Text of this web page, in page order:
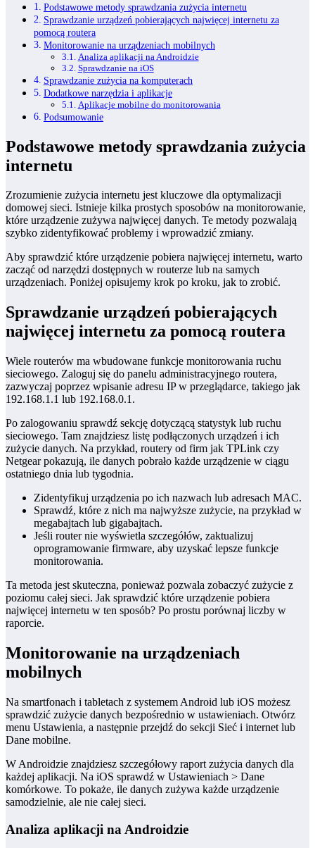
Podstawowe metody sprawdzania zużycia internetu
Sprawdzanie urządzeń pobierających najwięcej internetu za
pomocą routera
Monitorowanie na urządzeniach mobilnych
Analiza aplikacji na Androidzie
Sprawdzanie na iOS
Sprawdzanie zużycia na komputerach
Dodatkowe narzędzia i aplikacje
Aplikacje mobilne do monitorowania
Podsumowanie
Podstawowe metody sprawdzania zużycia
internetu
Zrozumienie zużycia internetu jest kluczowe dla optymalizacji
domowej sieci. Istnieje kilka prostych sposobów na monitorowanie,
które urządzenie zużywa najwięcej danych. Te metody pozwalają
szybko zidentyfikować problemy i wprowadzić zmiany.
Aby sprawdzić które urządzenie pobiera najwięcej internetu, warto
zacząć od narzędzi dostępnych w routerze lub na samych
urządzeniach. Poniżej opisujemy krok po kroku, jak to zrobić.
Sprawdzanie urządzeń pobierających
najwięcej internetu za pomocą routera
Wiele routerów ma wbudowane funkcje monitorowania ruchu
sieciowego. Zaloguj się do panelu administracyjnego routera,
zazwyczaj poprzez wpisanie adresu IP w przeglądarce, takiego jak
192.168.1.1 lub 192.168.0.1.
Po zalogowaniu sprawdź sekcję dotyczącą statystyk lub ruchu
sieciowego. Tam znajdziesz listę podłączonych urządzeń i ich
zużycie danych. Na przykład, routery od firm jak TPLink czy
Netgear pokazują, ile danych pobrało każde urządzenie w ciągu
ostatniego dnia lub tygodnia.
Zidentyfikuj urządzenia po ich nazwach lub adresach MAC.
Sprawdź, które z nich ma najwyższe zużycie, na przykład w
megabajtach lub gigabajtach.
Jeśli router nie wyświetla szczegółów, zaktualizuj
oprogramowanie firmware, aby uzyskać lepsze funkcje
monitorowania.
Ta metoda jest skuteczna, ponieważ pozwala zobaczyć zużycie z
poziomu całej sieci. Jak sprawdzić które urządzenie pobiera
najwięcej internetu w ten sposób? Po prostu porównaj liczby w
raporcie.
Monitorowanie na urządzeniach
mobilnych
Na smartfonach i tabletach z systemem Android lub iOS możesz
sprawdzić zużycie danych bezpośrednio w ustawieniach. Otwórz
menu Ustawienia, a następnie przejdź do sekcji Sieć i internet lub
Dane mobilne.
W Androidzie znajdziesz szczegółowy raport zużycia danych dla
każdej aplikacji. Na iOS sprawdź w Ustawieniach > Dane
komórkowe. To pokaże, ile danych zużywa każde urządzenie
samodzielnie, ale nie całej sieci.
Analiza aplikacji na Androidzie